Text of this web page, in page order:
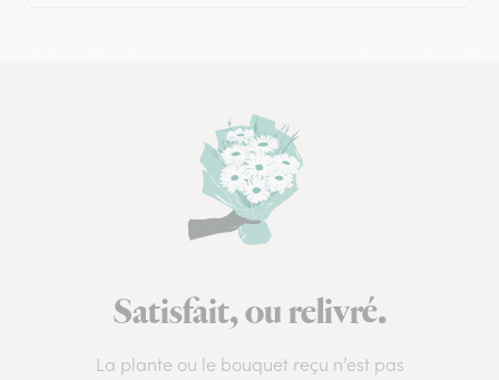
Satisfait, ou relivré.
La plante ou le bouquet reçu n’est pas